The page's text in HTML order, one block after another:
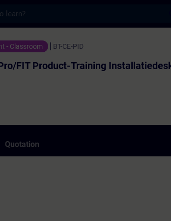
Training
- Classroom BT-CE-PID
FIT Product-Training
Quotation